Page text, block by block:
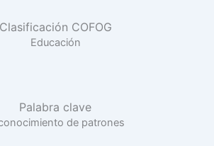
Clasificación COFOG
Educación
Palabra clave
de patrones